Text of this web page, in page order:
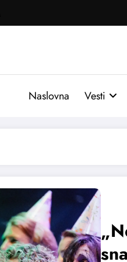
Naslovna Vesti